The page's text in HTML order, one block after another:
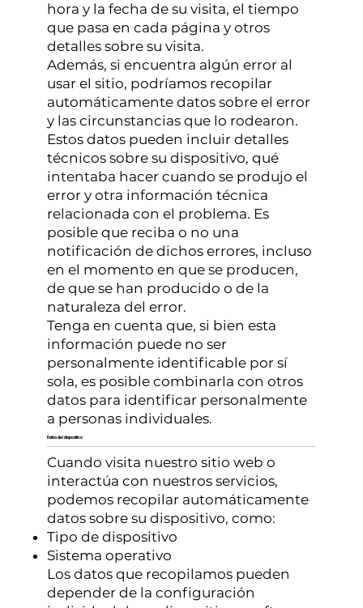
hora y la fecha de su visita, el tiempo
que pasa en cada página y otros
detalles sobre su visita.
Además, si encuentra algún error al
usar el sitio, podríamos recopilar
automáticamente datos sobre el error
y las circunstancias que lo rodearon.
Estos datos pueden incluir detalles
técnicos sobre su dispositivo, qué
intentaba hacer cuando se produjo el
error y otra información técnica
relacionada con el problema. Es
posible que reciba o no una
notificación de dichos errores, incluso
en el momento en que se producen,
de que se han producido o de la
naturaleza del error.
Tenga en cuenta que, si bien esta
información puede no ser
personalmente identificable por sí
sola, es posible combinarla con otros
datos para identificar personalmente
a personas individuales.
Datos del dispositivo
Cuando visita nuestro sitio web o
interactúa con nuestros servicios,
podemos recopilar automáticamente
datos sobre su dispositivo, como:
Tipo de dispositivo
Sistema operativo
Los datos que recopilamos pueden
depender de la configuración